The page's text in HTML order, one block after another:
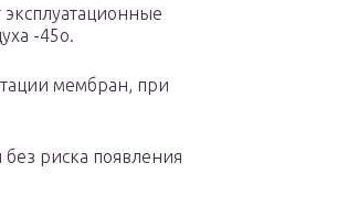
-45о.
мембран, при
риска появления